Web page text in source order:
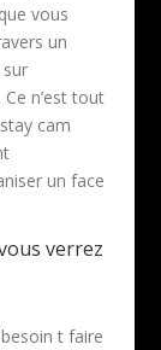
vous
un
n’est tout
cam
un face
verrez
t faire